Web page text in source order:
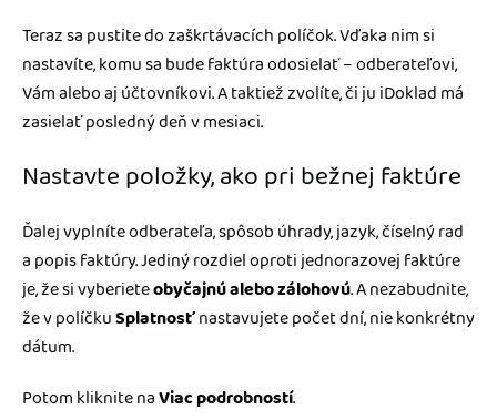
Teraz sa pustite do zaškrtávacích políčok. Vďaka nim si
nastavíte, komu sa bude faktúra odosielať – odberateľovi,
Vám alebo aj účtovníkovi. A taktiež zvolíte, či ju iDoklad má
zasielať posledný deň v mesiaci.
Nastavte položky, ako pri bežnej faktúre
Ďalej vyplníte odberateľa, spôsob úhrady, jazyk, číselný rad
a popis faktúry. Jediný rozdiel oproti jednorazovej faktúre
je, že si vyberieteobyčajnú alebo zálohovú. A nezabudnite,
že v políčkuSplatnosťnastavujete počet dní, nie konkrétny
dátum.
Potom kliknite naViac podrobností.